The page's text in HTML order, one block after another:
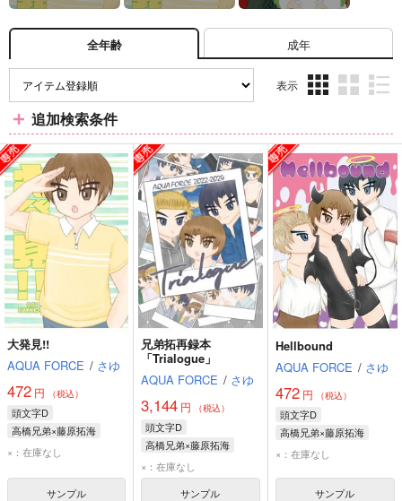
全年齢 成年
表示
ム
表
示
ム
表
示
ム
表
示
追加検索条件
大発見!!
AQUA FORCE / さゆ
472 円 （税込）
頭文字D
高橋兄弟×藤原拓海
藤原拓海
×：在庫なし
サンプル
兄弟拓再録本
「Trialogue」
AQUA FORCE / さゆ
3,144 円 （税込）
頭文字D
高橋兄弟×藤原拓海
藤原拓海
高橋啓介
×：在庫なし
サンプル
Hellbound
AQUA FORCE / さゆ
472円 （税込）
頭文字D
高橋兄弟×藤原拓海
藤原拓海
×：在庫なし
サンプル